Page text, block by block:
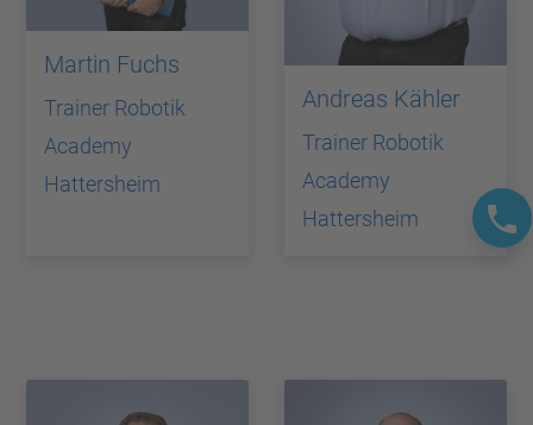
Martin Fuchs
Trainer Robotik
Academy
Hattersheim
Andreas Kähler
Trainer Robotik
Academy
Hattersheim